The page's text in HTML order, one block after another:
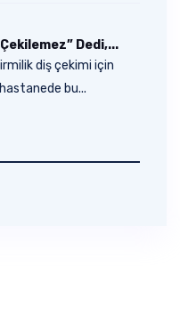
Dedi,...
diş çekimi için
bu...